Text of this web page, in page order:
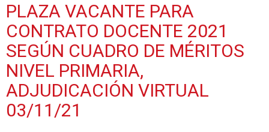
PLAZA VACANTE PARA
CONTRATO DOCENTE 2021
SEGÚN CUADRO DE MÉRITOS
NIVEL PRIMARIA,
ADJUDICACIÓN VIRTUAL
03/11/21